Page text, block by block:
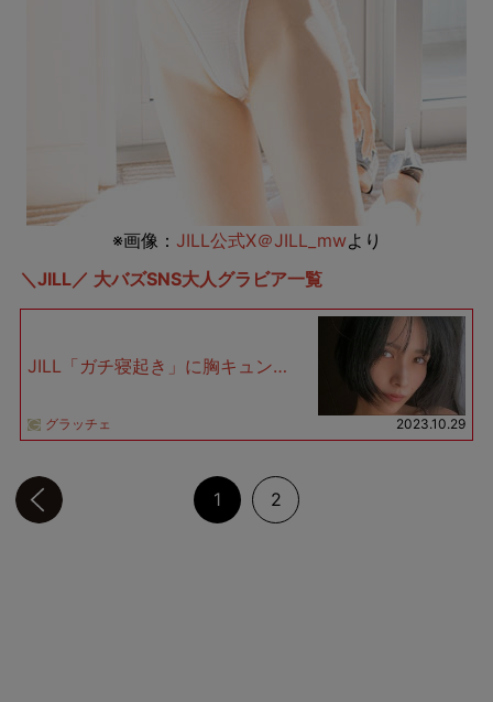
※画像： JILL公式X＠JILL_mwより
＼JILL／ 大バズSNS大人グラビア一覧
JILL「ガチ寝起き」に胸キュン…
グラッチェ 2023.10.29
1 2